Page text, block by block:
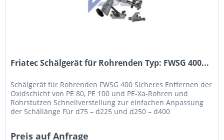
Friatec Schälgerät für Rohrenden Typ: FWSG 400...
Schälgerät für Rohrenden FWSG 400 Sicheres Entfernen der
Oxidschicht von PE 80, PE 100 und PE-Xa-Rohren und
Rohrstutzen Schnellverstellung zur einfachen Anpassung
der Schällänge Für d75 – d225 und d250 – d400
Preis auf Anfrage